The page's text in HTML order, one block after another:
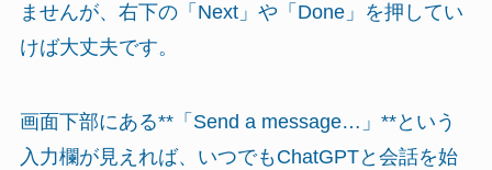
ませんが、右下の「Next」や「Done」を押してい
けば大丈夫です。
画面下部にある**「Send a message…」**という
入力欄が見えれば、いつでもChatGPTと会話を始